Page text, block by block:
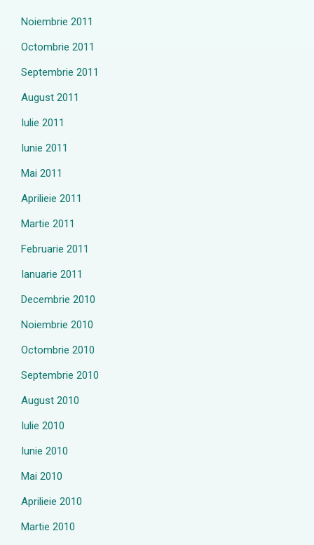
Noiembrie 2011
Octombrie 2011
Septembrie 2011
August 2011
Iulie 2011
Iunie 2011
Mai 2011
Aprilieie 2011
Martie 2011
Februarie 2011
Ianuarie 2011
Decembrie 2010
Noiembrie 2010
Octombrie 2010
Septembrie 2010
August 2010
Iulie 2010
Iunie 2010
Mai 2010
Aprilieie 2010
Martie 2010